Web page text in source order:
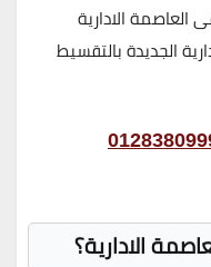
الادارية
الجديدة بالتقسيط
الادارية؟